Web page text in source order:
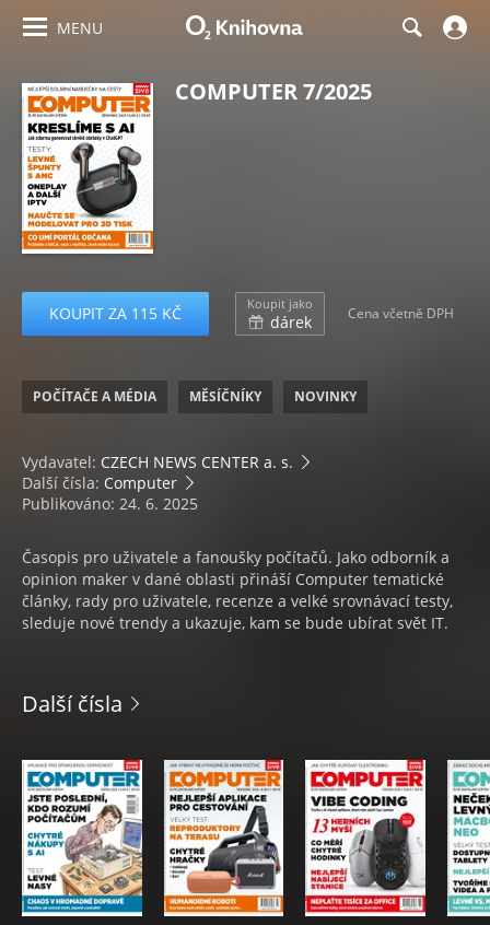
MENU
COMPUTER 7/2025
KOUPIT ZA 115 KČ Koupit jako
dárek Cena včetně DPH
POČÍTAČE A MÉDIA MĚSÍČNÍKY NOVINKY
Vydavatel: CZECH NEWS CENTER a. s.
Další čísla: Computer
Publikováno: 24. 6. 2025
Časopis pro uživatele a fanoušky počítačů. Jako odborník a
opinion maker v dané oblasti přináší Computer tematické
články, rady pro uživatele, recenze a velké srovnávací testy,
sleduje nové trendy a ukazuje, kam se bude ubírat svět IT.
Další čísla